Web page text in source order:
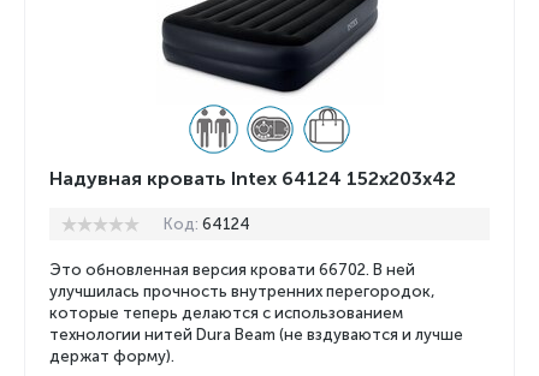
Надувная кровать Intex 64124 152x203x42
Код: 64124
Это обновленная версия кровати 66702. В ней
улучшилась прочность внутренних перегородок,
которые теперь делаются с использованием
технологии нитей Dura Beam (не вздуваются и лучше
держат форму).